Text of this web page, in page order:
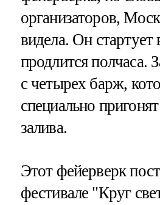
организаторов,
видела. Он стартует
продлится полчаса.
с четырех барж,
специально
залива.
Этот фейерверк
фестивале "Круг